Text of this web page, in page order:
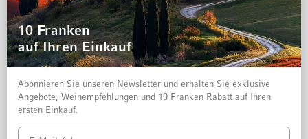
10 Franken
auf Ihren Einkauf
Abonnieren Sie unseren Newsletter und erhalten Sie exklusive
Angebote, Weinempfehlungen und 10 Franken Rabatt auf Ihren
ersten Einkauf.